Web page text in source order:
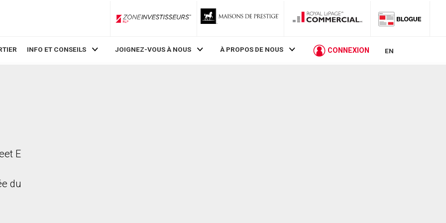
ZoneInvestisseurs RLP
INFO ET CONSEILS JOIGNEZ-VOUS À NOUS À PROPOS DE NOUS CONNEXION EN
E
du